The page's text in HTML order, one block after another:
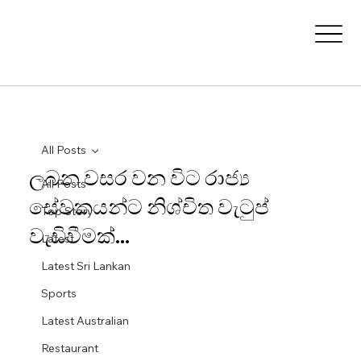
All Posts
Top Story
Latest
Latest Sri Lankan
Sports
Latest Australian
Restaurant
All Posts
ලබන වසර වන විට රාජ්‍ය
සේවකයන්ට නිශ්චිත වැටුප්
වැඩිවීමක්...